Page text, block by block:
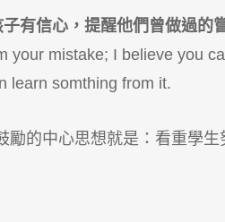
有信心，提醒他們曾做過的
your mistake; I believe you
learn somthing from it.
勵的中心思想就是：看重學